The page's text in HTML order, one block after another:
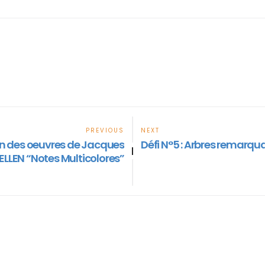
|
PREVIOUS
des oeuvres de Jacques
“Notes Multicolores”
NEXT
Défi N°5 : Arbres